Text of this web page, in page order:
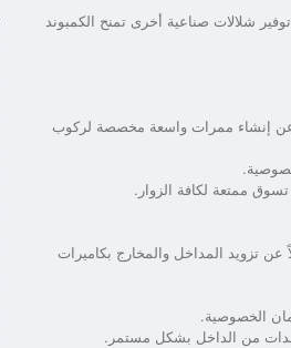
شلالات صناعية أخرى تمنح الكمبوند
عن إنشاء ممرات واسعة مخصصة لركوب
تزويد المداخل والمخارج بكاميرات
الخصوصية.
من الداخل بشكل مستمر.